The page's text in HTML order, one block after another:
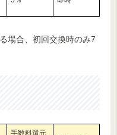
場合、初回交換時のみ7
手数料還元